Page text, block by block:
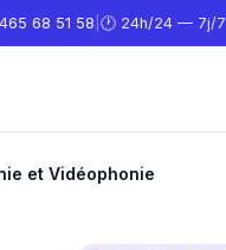
68 51 58 🕐 24h/24 — 7j/7
et Vidéophonie